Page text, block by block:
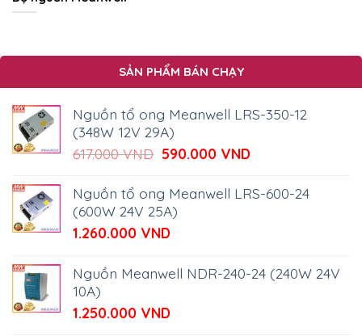
SẢN PHẨM BÁN CHẠY
Nguồn tổ ong Meanwell LRS-350-12
(348W 12V 29A)
617.000VND Giá
là:
617.000 VND.
590.000 VND
tại
Nguồn tổ ong Meanwell LRS-600-24
(600W 24V 25A)
1.260.000 VND
Nguồn Meanwell NDR-240-24 (240W 24V
10A)
1.250.000 VND